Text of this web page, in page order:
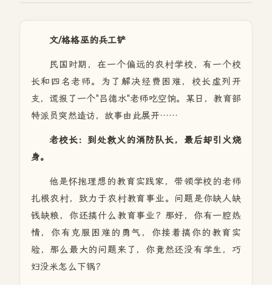
文/格格巫的兵工铲
民国时期，在一个偏远的农村学校，有一个校
长和四名老师。为了解决经费困难，校长虚列开
支，谎报了一个"吕德水"老师吃空饷。某日，教育部
特派员突然造访，故事由此展开……
老校长：到处救火的消防队长，最后却引火烧
身。
他是怀抱理想的教育实践家，带领学校的老师
扎根农村，致力于农村教育事业。问题是你缺人缺
钱缺粮，你还搞什么教育事业？那好，你有一腔热
情，你有克服困难的勇气，你接着搞你的教育实
验，那么最大的问题来了，你竟然还没有学生，巧
妇没米怎么下锅？